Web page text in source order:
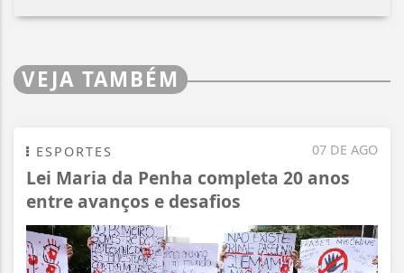
VEJA TAMBÉM
07 DE AGO
ESPORTES
Lei Maria da Penha completa 20 anos
entre avanços e desafios